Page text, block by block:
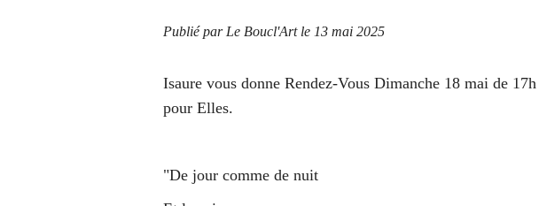
Publié par Le Boucl'Art le 13 mai 2025
Isaure vous donne Rendez-Vous Dimanche 18 mai de
pour Elles.
"De jour comme de nuit